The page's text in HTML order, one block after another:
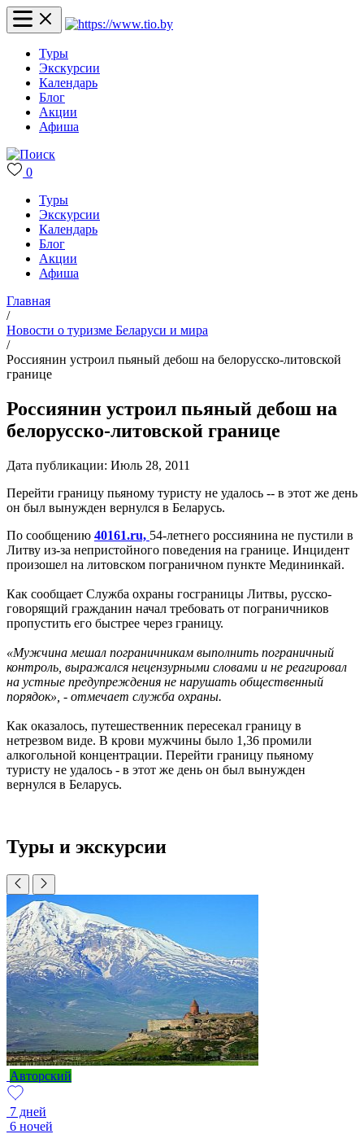
Туры
Экскурсии
Календарь
Блог
Акции
Афиша
0
Туры
Экскурсии
Календарь
Блог
Акции
Афиша
Главная
/
Новости о туризме Беларуси и мира
/
Россиянин устроил пьяный дебош на белорусско-литовской
границе
Россиянин устроил пьяный дебош на
белорусско-литовской границе
Дата публикации: Июль 28, 2011
Перейти границу пьяному туристу не удалось -- в этот же день
он был вынужден вернулся в Беларусь.
По сообщению 40161.ru, 54-летнего россиянина не пустили в
Литву из-за непристойного поведения на границе. Инцидент
произошел на литовском пограничном пункте Медининкай.
Как сообщает Служба охраны госграницы Литвы, русско-
говорящий гражданин начал требовать от пограничников
пропустить его быстрее через границу.
«Мужчина мешал пограничникам выполнить пограничный
контроль, выражался нецензурными словами и не реагировал
на устные предупреждения не нарушать общественный
порядок», - отмечает служба охраны.
Как оказалось, путешественник пересекал границу в
нетрезвом виде. В крови мужчины было 1,36 промили
алкогольной концентрации. Перейти границу пьяному
туристу не удалось - в этот же день он был вынужден
вернулся в Беларусь.
Туры и экскурсии
Авторский
7 дней
6 ночей